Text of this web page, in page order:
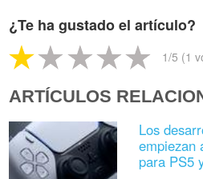
¿Te ha gustado el artículo?
1/5 (1
ARTÍCULOS
Los
empiezan
para PS5